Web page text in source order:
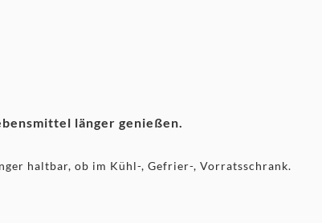
länger genießen.
haltbar, ob im Kühl-, Gefrier-, Vorratsschrank.